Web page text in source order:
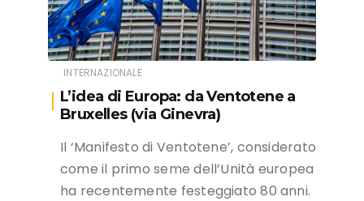
INTERNAZIONALE
L’idea di Europa: da Ventotene a
Bruxelles (via Ginevra)
Il ‘Manifesto di Ventotene’, considerato
come il primo seme dell’Unità europea
ha recentemente festeggiato 80 anni.